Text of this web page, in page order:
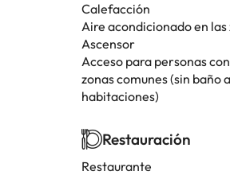
Calefacción
Aire acondicionado en las
Ascensor
Acceso para personas
zonas comunes (sin baño
habitaciones)
Restauración
Restaurante